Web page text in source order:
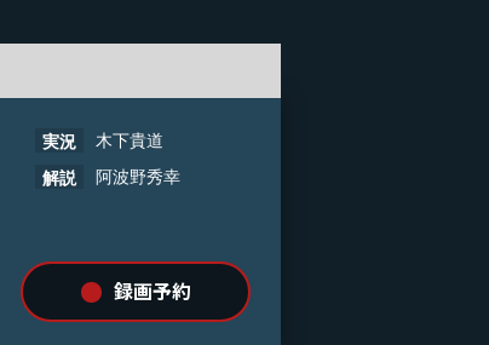
実況
木下貴道
解説
阿波野秀幸
録画予約